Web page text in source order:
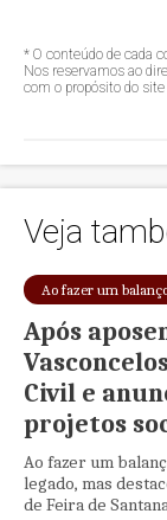
* O conteúdo de cada
Nos reservamos ao
com o propósito do
Veja
Ao fazer um
Após
Civil e
projetos
Ao fazer um
legado, mas
de Feira de